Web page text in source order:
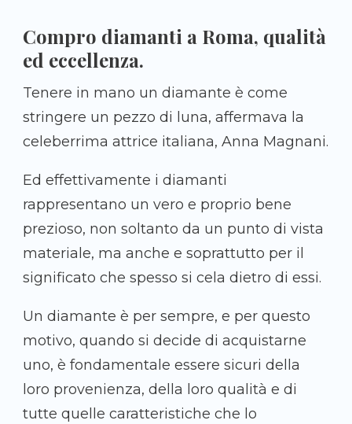
Compro diamanti a Roma, qualità
ed eccellenza.
Tenere in mano un diamante è come
stringere un pezzo di luna, affermava la
celeberrima attrice italiana, Anna Magnani.
Ed effettivamente i diamanti
rappresentano un vero e proprio bene
prezioso, non soltanto da un punto di vista
materiale, ma anche e soprattutto per il
significato che spesso si cela dietro di essi.
Un diamante è per sempre, e per questo
motivo, quando si decide di acquistarne
uno, è fondamentale essere sicuri della
loro provenienza, della loro qualità e di
tutte quelle caratteristiche che lo